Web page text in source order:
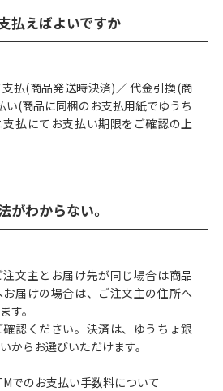
払えばよいですか
払(商品発送時決済)／ 代金引換(商
い(商品に同梱のお支払用紙でゆうち
支払にてお支払い期限をご確認の上
がわからない。
文主とお届け先が同じ場合は商品
届けの場合は、ご注文主の住所へ
す。
認ください。決済は、ゆうちょ銀
からお選びいただけます。
でのお支払い手数料について